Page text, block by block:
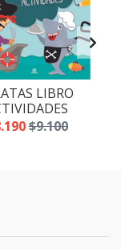
LIBRO
$9.100